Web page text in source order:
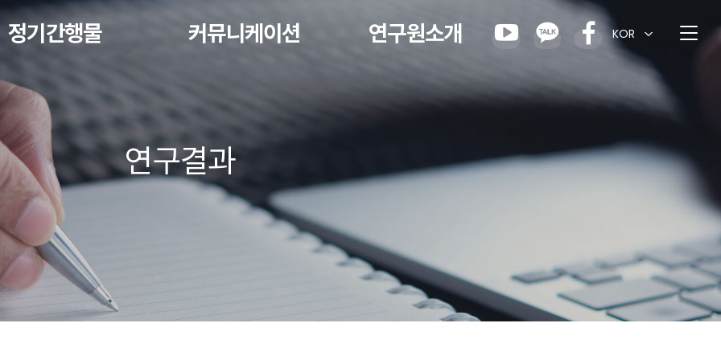
정기간행물 커뮤니케이션 연구원소개 KOR
연구결과